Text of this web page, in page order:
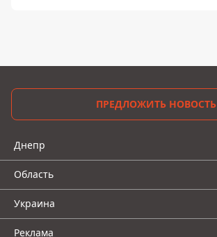
ПРЕДЛОЖИТЬ НОВОСТЬ
Днепр
Область
Украина
Реклама